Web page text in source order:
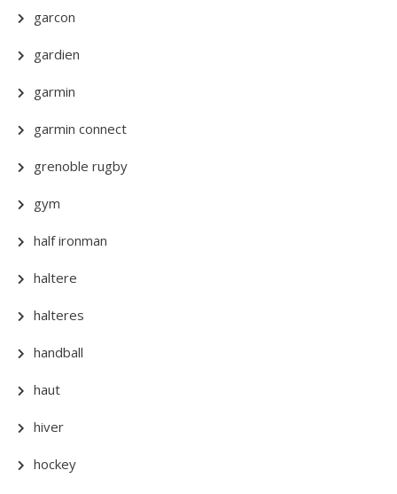
garcon
gardien
garmin
garmin connect
grenoble rugby
gym
half ironman
haltere
halteres
handball
haut
hiver
hockey